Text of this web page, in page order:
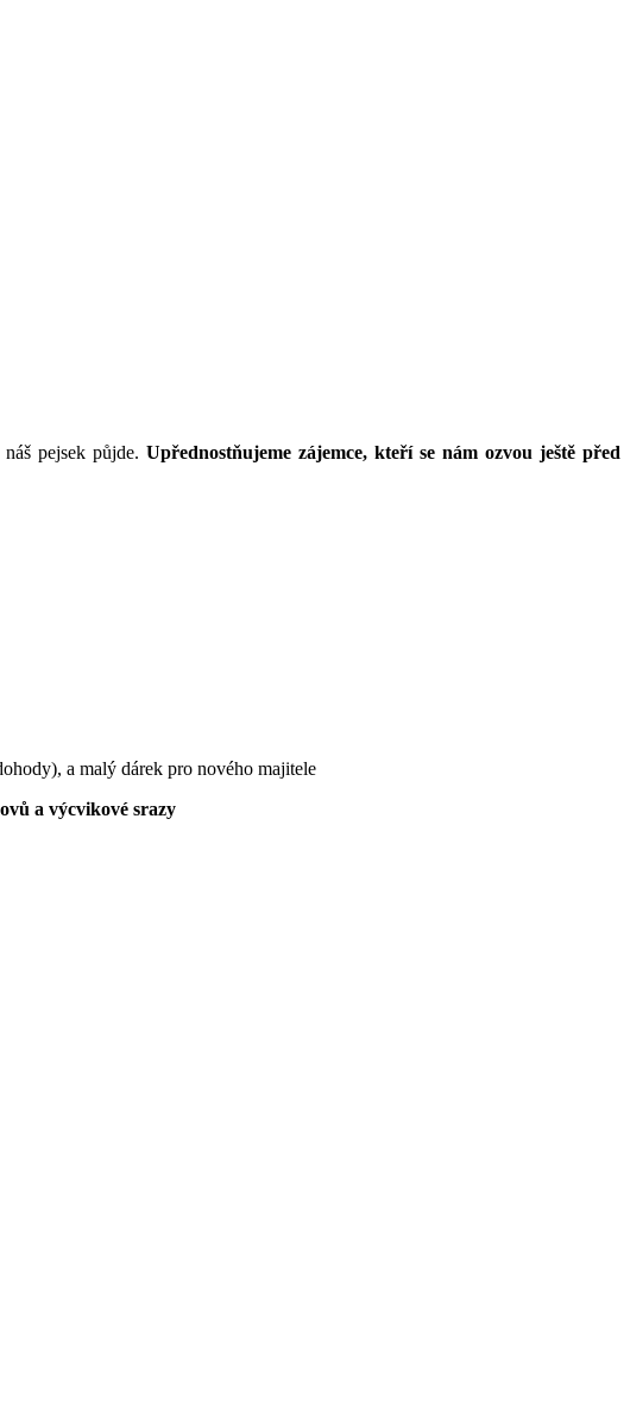
pejsek půjde. Upřednostňujeme zájemce, kteří se nám ozvou ještě před
a malý dárek pro nového majitele
a výcvikové srazy